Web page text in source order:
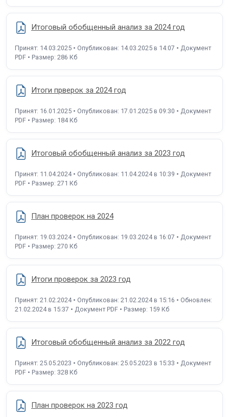
Итоговый обобщенный анализ за 2024 год
Принят: 14.03.2025 • Опубликован: 14.03.2025 в 14:07 • Документ
PDF • Размер: 286 Кб
Итоги прверок за 2024 год
Принят: 16.01.2025 • Опубликован: 17.01.2025 в 09:30 • Документ
PDF • Размер: 184 Кб
Итоговый обобщенный анализ за 2023 год
Принят: 11.04.2024 • Опубликован: 11.04.2024 в 10:39 • Документ
PDF • Размер: 271 Кб
План проверок на 2024
Принят: 19.03.2024 • Опубликован: 19.03.2024 в 16:07 • Документ
PDF • Размер: 270 Кб
Итоги проверок за 2023 год
Принят: 21.02.2024 • Опубликован: 21.02.2024 в 15:16 • Обновлен:
21.02.2024 в 15:37 • Документ PDF • Размер: 159 Кб
Итоговый обобщенный анализ за 2022 год
Принят: 25.05.2023 • Опубликован: 25.05.2023 в 15:33 • Документ
PDF • Размер: 328 Кб
План проверок на 2023 год